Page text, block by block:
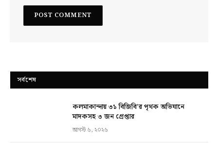
সর্বশেষ
কলমাকান্দায় ৩১ বিজিবি’র পৃথক অভিযানে
মাদকসহ ৩ জন গ্রেপ্তার
আগস্ট ৬, ২০২৬